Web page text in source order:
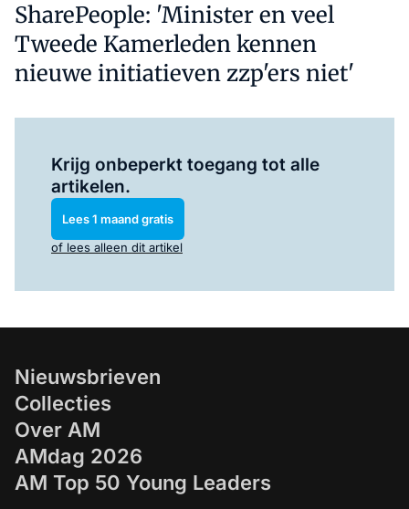
SharePeople: 'Minister en veel
Tweede Kamerleden kennen
nieuwe initiatieven zzp'ers niet'
Krijg onbeperkt toegang tot alle
artikelen.
Lees 1 maand gratis
of lees alleen dit artikel
Nieuwsbrieven
Collecties
Over AM
AMdag 2026
AM Top 50 Young Leaders